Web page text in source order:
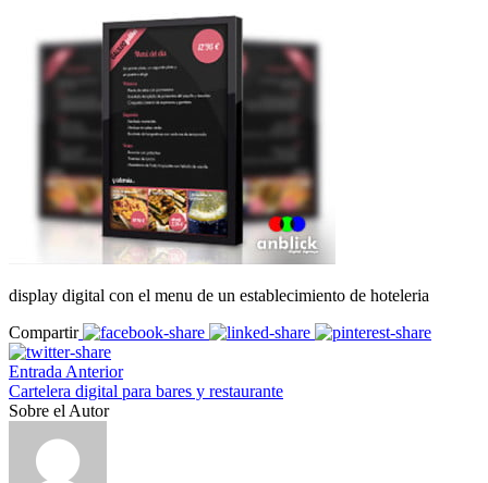
display digital con el menu de un establecimiento de hoteleria
Compartir
Entrada Anterior
Cartelera digital para bares y restaurante
Sobre el Autor